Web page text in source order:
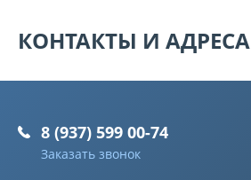
КОНТАКТЫ И АДРЕСА
8 (937) 599 00-74
Заказать звонок